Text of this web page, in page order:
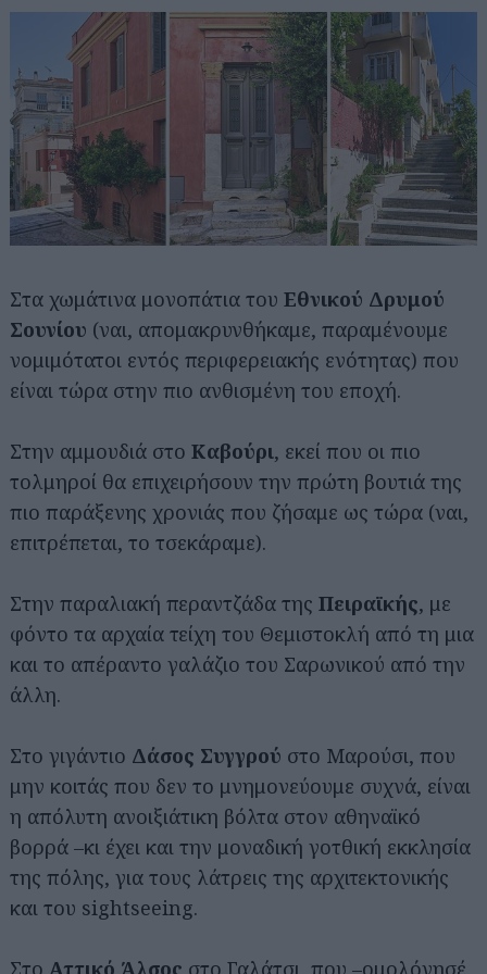
Στα χωμάτινα μονοπάτια του Εθνικού Δρυμού
Σουνίου (ναι, απομακρυνθήκαμε, παραμένουμε
νομιμότατοι εντός περιφερειακής ενότητας) που
είναι τώρα στην πιο ανθισμένη του εποχή.
Στην αμμουδιά στο Καβούρι, εκεί που οι πιο
τολμηροί θα επιχειρήσουν την πρώτη βουτιά της
πιο παράξενης χρονιάς που ζήσαμε ως τώρα (ναι,
επιτρέπεται, το τσεκάραμε).
Στην παραλιακή περαντζάδα της Πειραϊκής, με
φόντο τα αρχαία τείχη του Θεμιστοκλή από τη μια
και το απέραντο γαλάζιο του Σαρωνικού από την
άλλη.
Στο γιγάντιο Δάσος Συγγρού στο Μαρούσι, που
μην κοιτάς που δεν το μνημονεύουμε συχνά, είναι
η απόλυτη ανοιξιάτικη βόλτα στον αθηναϊκό
βορρά –κι έχει και την μοναδική γοτθική εκκλησία
της πόλης, για τους λάτρεις της αρχιτεκτονικής
και του sightseeing.
Στο Αττικό Άλσος στο Γαλάτσι, που –ομολόγησέ